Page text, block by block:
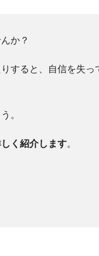
か？
すると、自信を失っ
。
く紹介します。